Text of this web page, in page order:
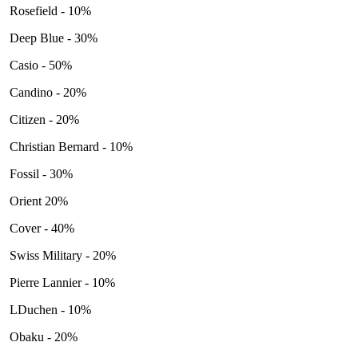
Rosefield - 10%
Deep Blue - 30%
Casio - 50%
Candino - 20%
Citizen - 20%
Christian Bernard - 10%
Fossil - 30%
Orient 20%
Cover - 40%
Swiss Military - 20%
Pierre Lannier - 10%
LDuchen - 10%
Obaku - 20%